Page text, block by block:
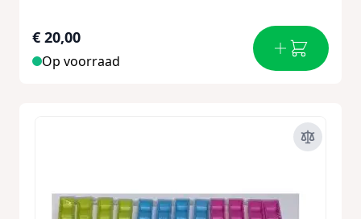
€ 20,00
Op voorraad